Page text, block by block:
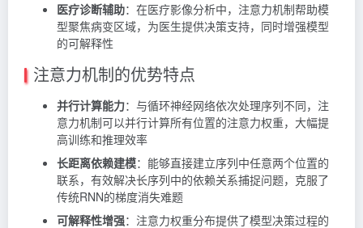
医疗诊断辅助：在医疗影像分析中，注意力机制帮助模
型聚焦病变区域，为医生提供决策支持，同时增强模型
的可解释性
注意力机制的优势特点
并行计算能力：与循环神经网络依次处理序列不同，注
意力机制可以并行计算所有位置的注意力权重，大幅提
高训练和推理效率
长距离依赖建模：能够直接建立序列中任意两个位置的
联系，有效解决长序列中的依赖关系捕捉问题，克服了
传统RNN的梯度消失难题
可解释性增强：注意力权重分布提供了模型决策过程的